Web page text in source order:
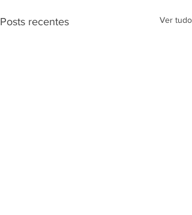
Posts recentes Ver tudo